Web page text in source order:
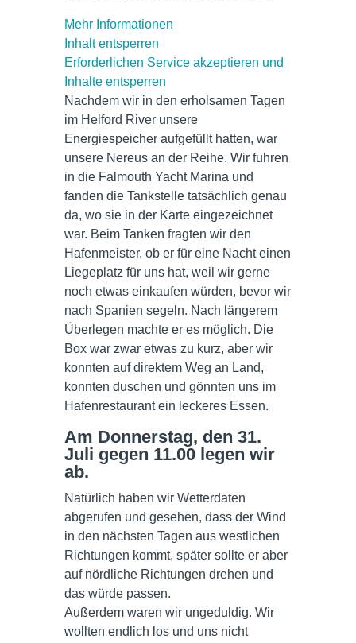
Mehr Informationen
Inhalt entsperren
Erforderlichen Service akzeptieren und
Inhalte entsperren
Nachdem wir in den erholsamen Tagen
im Helford River unsere
Energiespeicher aufgefüllt hatten, war
unsere Nereus an der Reihe. Wir fuhren
in die Falmouth Yacht Marina und
fanden die Tankstelle tatsächlich genau
da, wo sie in der Karte eingezeichnet
war. Beim Tanken fragten wir den
Hafenmeister, ob er für eine Nacht einen
Liegeplatz für uns hat, weil wir gerne
noch etwas einkaufen würden, bevor wir
nach Spanien segeln. Nach längerem
Überlegen machte er es möglich. Die
Box war zwar etwas zu kurz, aber wir
konnten auf direktem Weg an Land,
konnten duschen und gönnten uns im
Hafenrestaurant ein leckeres Essen.
Am Donnerstag, den 31.
Juli gegen 11.00 legen wir
ab.
Natürlich haben wir Wetterdaten
abgerufen und gesehen, dass der Wind
in den nächsten Tagen aus westlichen
Richtungen kommt, später sollte er aber
auf nördliche Richtungen drehen und
das würde passen.
Außerdem waren wir ungeduldig. Wir
wollten endlich los und uns nicht